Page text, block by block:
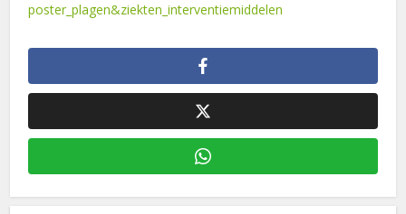
poster_plagen&ziekten_interventiemiddelen